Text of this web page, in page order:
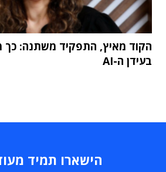
הקוד מאיץ, התפקיד משתנה: כך
בעידן ה-AI
הישארו תמיד